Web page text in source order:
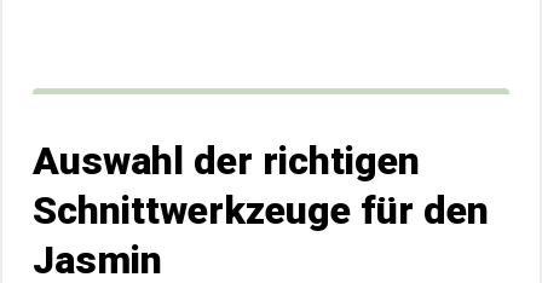
Auswahl der richtigen
Schnittwerkzeuge für den
Jasmin